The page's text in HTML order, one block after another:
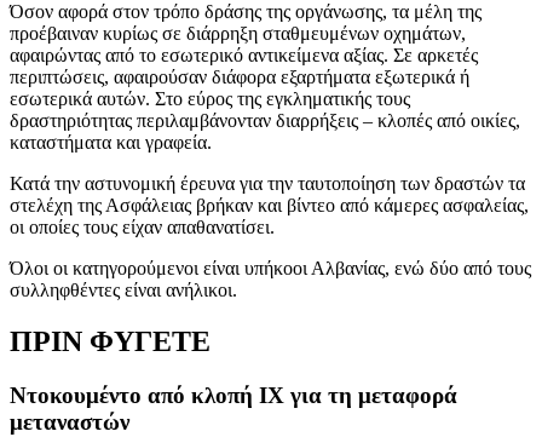
Όσον αφορά στον τρόπο δράσης της οργάνωσης, τα μέλη της
προέβαιναν κυρίως σε διάρρηξη σταθμευμένων οχημάτων,
αφαιρώντας από το εσωτερικό αντικείμενα αξίας. Σε αρκετές
περιπτώσεις, αφαιρούσαν διάφορα εξαρτήματα εξωτερικά ή
εσωτερικά αυτών. Στο εύρος της εγκληματικής τους
δραστηριότητας περιλαμβάνονταν διαρρήξεις – κλοπές από οικίες,
καταστήματα και γραφεία.
Κατά την αστυνομική έρευνα για την ταυτοποίηση των δραστών τα
στελέχη της Ασφάλειας βρήκαν και βίντεο από κάμερες ασφαλείας,
οι οποίες τους είχαν απαθανατίσει.
Όλοι οι κατηγορούμενοι είναι υπήκοοι Αλβανίας, ενώ δύο από τους
συλληφθέντες είναι ανήλικοι.
ΠΡΙΝ ΦΥΓΕΤΕ
Ντοκουμέντο από κλοπή ΙΧ για τη μεταφορά
μεταναστών